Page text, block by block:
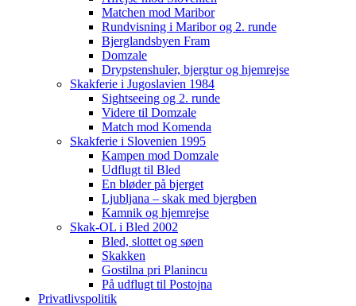
Matchen mod Maribor
Rundvisning i Maribor og 2. runde
Bjerglandsbyen Fram
Domzale
Drypstenshuler, bjergtur og hjemrejse
Skakferie i Jugoslavien 1984
Sightseeing og 2. runde
Videre til Domzale
Match mod Komenda
Skakferie i Slovenien 1995
Kampen mod Domzale
Udflugt til Bled
En bløder på bjerget
Ljubljana – skak med bjergben
Kamnik og hjemrejse
Skak-OL i Bled 2002
Bled, slottet og søen
Skakken
Gostilna pri Planincu
På udflugt til Postojna
Privatlivspolitik